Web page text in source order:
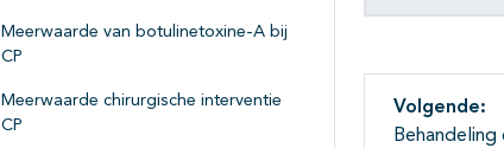
Meerwaarde van botulinetoxine-A bij
CP
Meerwaarde chirurgische interventie
CP
Volgende: